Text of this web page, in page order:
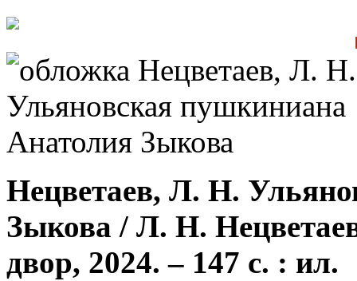
Нецветаев, Л. Н.
Зыкова / Л. Н.
двор, 2024. – 147 с. : ил.